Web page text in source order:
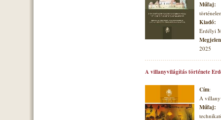
Műfaj:
Kiadó:
Erdélyi
2025
A villanyvilágítás története
Cím:
A
Műfaj: